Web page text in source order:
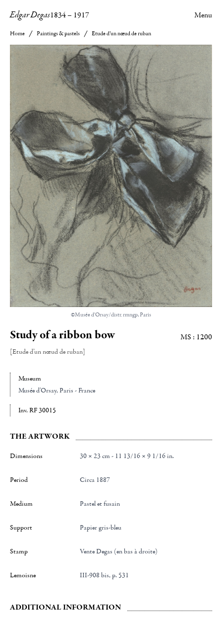
Edgar Degas1834– 1917 Menu
Home Paintings & pastels Etude d’un nœud de ruban
©Musée d'Orsay/distr. rmngp, Paris
Study of a ribbon bow
[Etude d’un nœud de ruban]
MS : 1200
Museum
Musée d'Orsay, Paris - France
Inv. RF 30015
THE ARTWORK
Dimensions 30 × 23 cm - 11 13/16 × 9 1/16 in.
Period Circa 1887
Medium Pastel et fusain
Support Papier gris-bleu
Stamp Vente Degas (en bas à droite)
Lemoisne III-908 bis, p. 531
ADDITIONAL INFORMATION